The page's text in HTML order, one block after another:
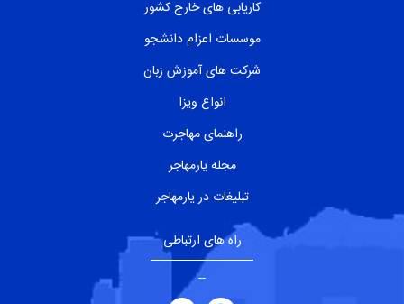
کاریابی های خارج کشور
موسسات اعزام دانشجو
شرکت های آموزش زبان
انواع ویزا
راهنمای مهاجرت
مجله یارمهاجر
تبلیغات در یارمهاجر
راه های ارتباطی
--